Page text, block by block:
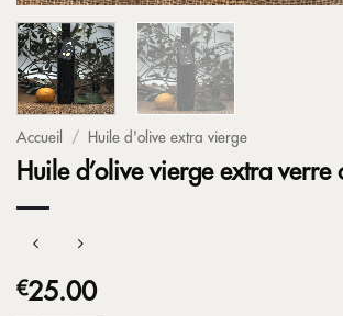
Accueil / Huile d'olive extra vierge
Huile d’olive vierge extra verre
€25.00